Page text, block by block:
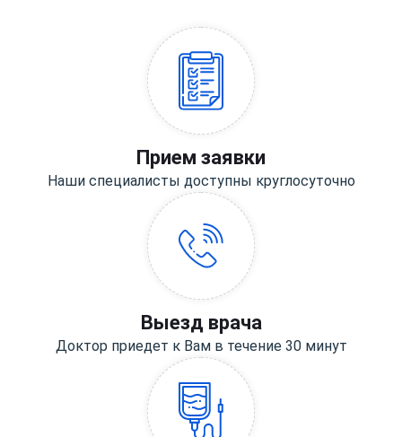
Прием заявки
Наши специалисты доступны круглосуточно
Выезд врача
Доктор приедет к Вам в течение 30 минут